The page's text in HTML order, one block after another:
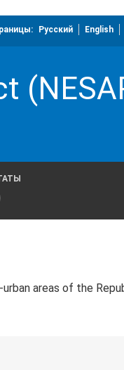
Русский English
areas of the